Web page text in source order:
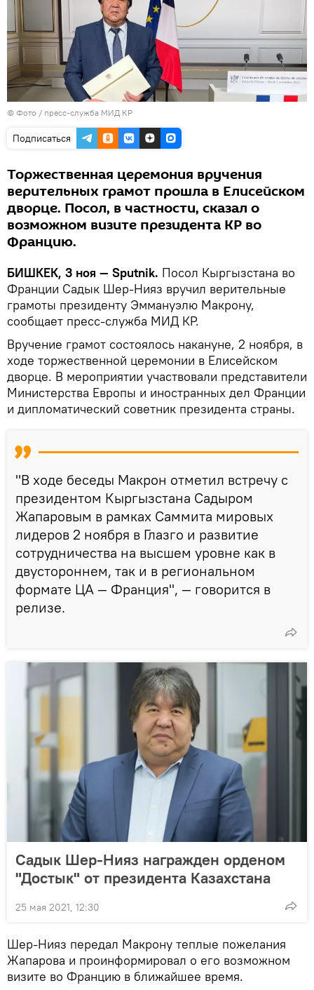
© Фото / пресс-служба МИД КР
Подписаться
Торжественная церемония вручения
верительных грамот прошла в Елисейском
дворце. Посол, в частности, сказал о
возможном визите президента КР во
Францию.
БИШКЕК, 3 ноя — Sputnik. Посол Кыргызстана во
Франции Садык Шер-Нияз вручил верительные
грамоты президенту Эммануэлю Макрону,
сообщает пресс-служба МИД КР.
Вручение грамот состоялось накануне, 2 ноября, в
ходе торжественной церемонии в Елисейском
дворце. В мероприятии участвовали представители
Министерства Европы и иностранных дел Франции
и дипломатический советник президента страны.
"В ходе беседы Макрон отметил встречу c
президентом Кыргызстана Садыром
Жапаровым в рамках Саммита мировых
лидеров 2 ноября в Глазго и развитие
сотрудничества на высшем уровне как в
двустороннем, так и в региональном
формате ЦА — Франция", — говорится в
релизе.
Садык Шер-Нияз награжден орденом
"Достык" от президента Казахстана
25 мая 2021, 12:30
Шер-Нияз передал Макрону теплые пожелания
Жапарова и проинформировал о его возможном
визите во Францию в ближайшее время.